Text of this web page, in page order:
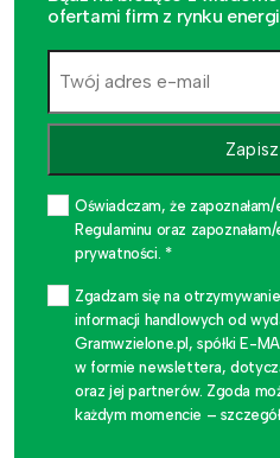
ofertami firm z rynku
Oświadczam, że
Regulaminu oraz
prywatności. *
Zgadzam się na
informacji handlowych od
Gramwzielone.pl, spółki E-
w formie newslettera,
oraz jej partnerów. Zgoda
każdym momencie –